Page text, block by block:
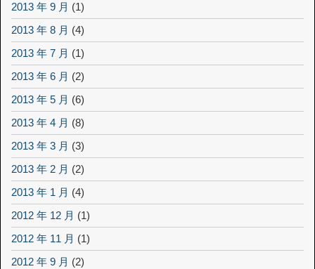
2013 年 9 月 (1)
2013 年 8 月 (4)
2013 年 7 月 (1)
2013 年 6 月 (2)
2013 年 5 月 (6)
2013 年 4 月 (8)
2013 年 3 月 (3)
2013 年 2 月 (2)
2013 年 1 月 (4)
2012 年 12 月 (1)
2012 年 11 月 (1)
2012 年 9 月 (2)